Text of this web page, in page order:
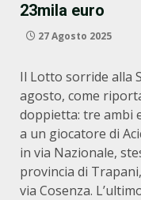
23mila euro
27 Agosto 2025
Il Lotto sorride alla
agosto, come
doppietta: tre ambi
a un giocatore di
in via Nazionale,
provincia di
via Cosenza.